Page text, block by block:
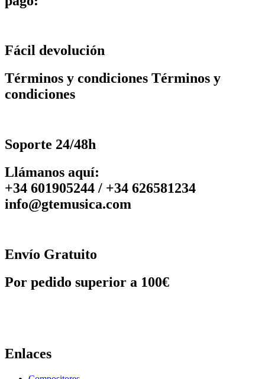
Fácil devolución
Términos y condiciones Términos y
condiciones
Soporte 24/48h
Llámanos aquí:
+34 601905244 / +34 626581234
info@gtemusica.com
Envío Gratuito
Por pedido superior a 100€
Enlaces